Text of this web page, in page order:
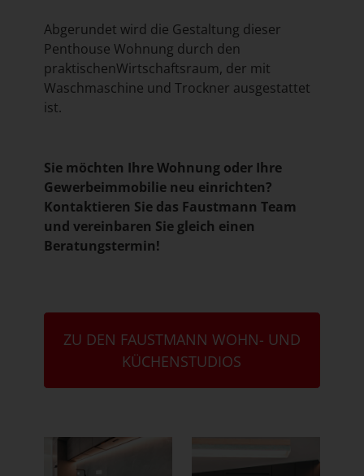
Abgerundet wird die Gestaltung dieser
Penthouse Wohnung durch den
praktischenWirtschaftsraum, der mit
Waschmaschine und Trockner ausgestattet
ist.
Sie möchten Ihre Wohnung oder Ihre
Gewerbeimmobilie neu einrichten?
Kontaktieren Sie das Faustmann Team
und vereinbaren Sie gleich einen
Beratungstermin!
ZU DEN FAUSTMANN WOHN- UND
KÜCHENSTUDIOS